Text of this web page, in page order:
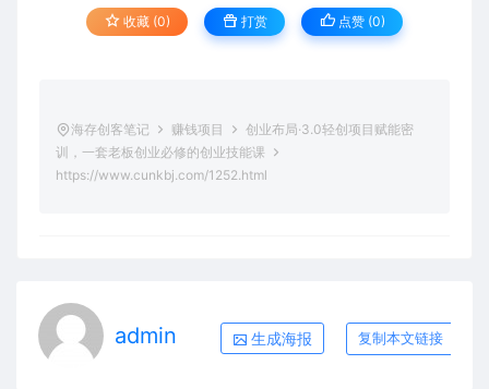
收藏 (0) 打赏 点赞 (0)
海存创客笔记 赚钱项目
创业布局·3.0轻创项目赋能密
训，一套老板创业必修的创业技能课
https://www.cunkbj.com/1252.html
admin 生成海报 复制本文链接